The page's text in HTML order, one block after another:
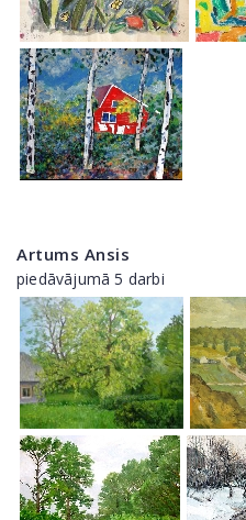
Artums Ansis
piedāvājumā 5 darbi